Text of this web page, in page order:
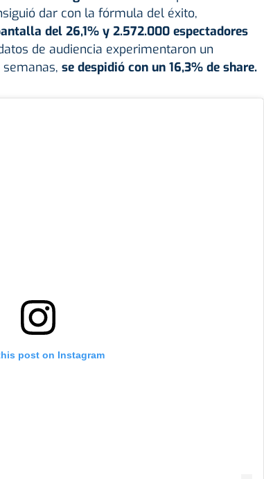
dar con la fórmula del éxito,
del 26,1% y 2.572.000 espectadores
de audiencia experimentaron un
se despidió con un 16,3% de share.
post on Instagram